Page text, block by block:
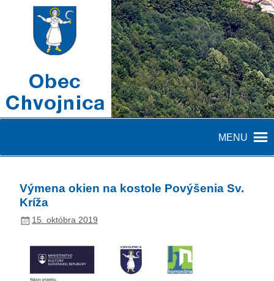
MENU
Výmena okien na kostole Povýšenia Sv.
Kríža
15. októbra 2019